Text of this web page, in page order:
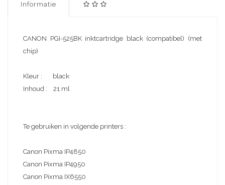
Informatie
CANON PGI-525BK inktcartridge black (compatibel) (met
chip)
Kleur : black
Inhoud : 21 ml
Te gebruiken in volgende printers :
Canon Pixma IP4850
Canon Pixma IP4950
Canon Pixma IX6550